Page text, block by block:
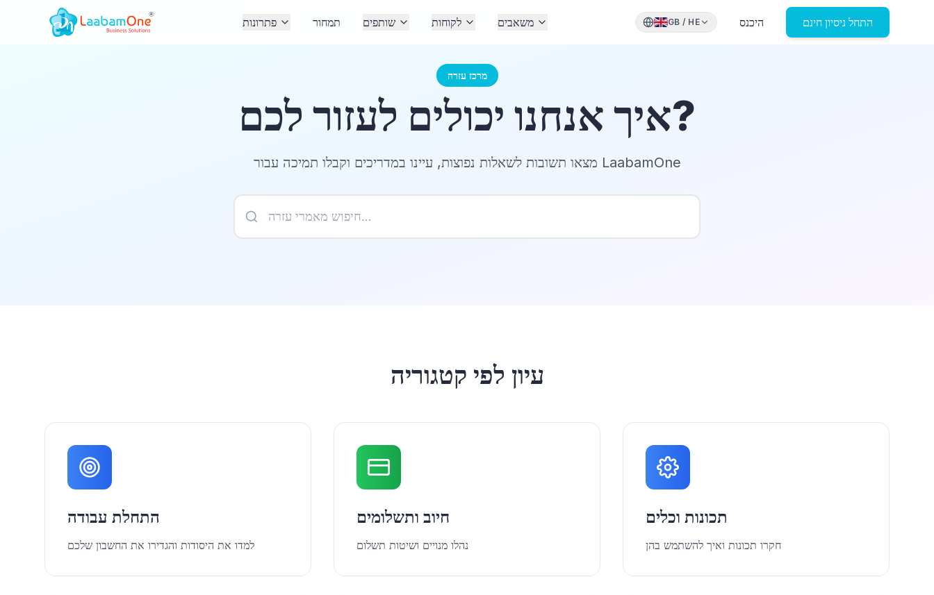
פתרונות תמחור שותפים לקוחות משאבים GB / HE היכנס התחל ניסיון חינם
מרכז עזרה
איך אנחנו יכולים לעזור לכם?
מצאו תשובות לשאלות נפוצות, עיינו במדריכים וקבלו תמיכה עבור LaabamOne
עיון לפי קטגוריה
התחלת עבודה
למדו את היסודות והגדירו את החשבון שלכם
חיוב ותשלומים
נהלו מנויים ושיטות תשלום
תכונות וכלים
חקרו תכונות ואיך להשתמש בהן